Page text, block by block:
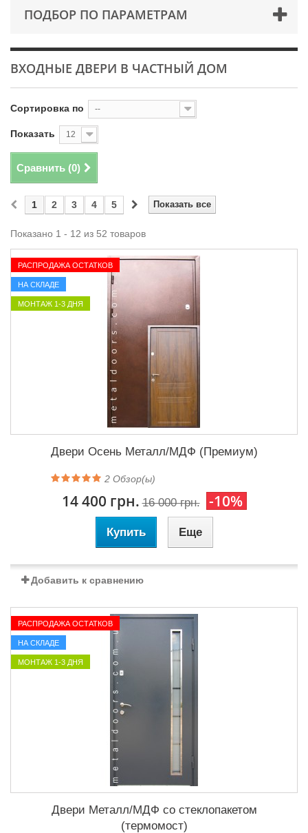
ПОДБОР ПО ПАРАМЕТРАМ
ВХОДНЫЕ ДВЕРИ В ЧАСТНЫЙ ДОМ
Сортировка по --
Показать 12
Сравнить (0)
Показать все
1 2 3 4 5
Показано 1 - 12 из 52 товаров
РАСПРОДАЖА ОСТАТКОВ
НА СКЛАДЕ
МОНТАЖ 1-3 ДНЯ
Двери Осень Металл/МДФ (Премиум)
2 Обзор(ы)
14 400 грн. 16 000 грн. -10%
Купить Еще
Добавить к сравнению
РАСПРОДАЖА ОСТАТКОВ
НА СКЛАДЕ
МОНТАЖ 1-3 ДНЯ
Двери Металл/МДФ со стеклопакетом
(термомост)